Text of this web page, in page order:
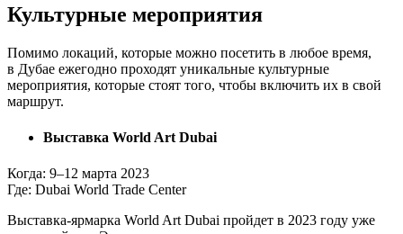
Культурные мероприятия
Помимо локаций, которые можно посетить в любое время,
в Дубае ежегодно проходят уникальные культурные
мероприятия, которые стоят того, чтобы включить их в свой
маршрут.
Выставка World Art Dubai
Когда: 9–12 марта 2023
Где: Dubai World Trade Center
Выставка-ярмарка World Art Dubai пройдет в 2023 году уже